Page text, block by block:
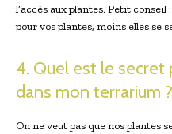
l’accès aux plantes. Petit conseil
pour vos plantes, moins elles se
4. Quel est le secret
dans mon terrarium ?
On ne veut pas que nos plantes